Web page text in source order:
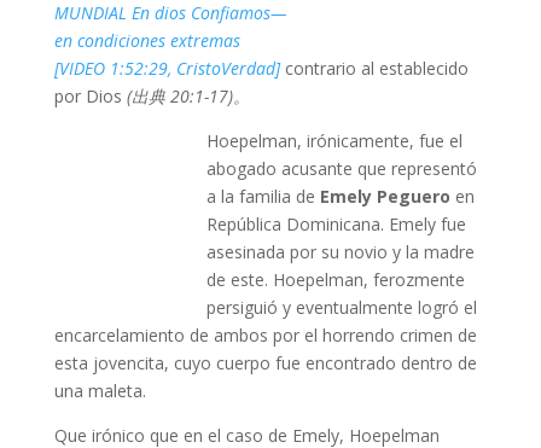
MUNDIAL En dios Confiamos—
en condiciones extremas
[VIDEO 1:52:29, CristoVerdad]contrario al establecido
por Dios (出典 20:1-17)。
Hoepelman, irónicamente, fue el
abogado acusante que representó
a la familia de Emely Peguero en
República Dominicana. Emely fue
asesinada por su novio y la madre
de este. Hoepelman, ferozmente
persiguió y eventualmente logró el
encarcelamiento de ambos por el horrendo crimen de
esta jovencita, cuyo cuerpo fue encontrado dentro de
una maleta.
Que irónico que en el caso de Emely, Hoepelman